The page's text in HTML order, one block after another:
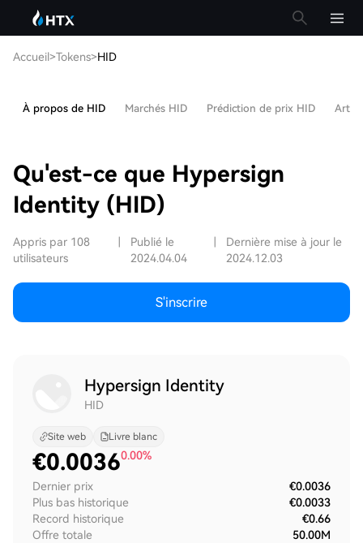
Accueil>Tokens>HID
À propos de HID Marchés HID Prédiction de prix HID
Qu'est-ce que Hypersign
Identity (HID)
Appris par 108
utilisateurs
Publié le
2024.04.04
Dernière mise à jour le
2024.12.03
S'inscrire
Hypersign Identity
HID
Site web Livre blanc
€0.00360.00%
Dernier prix
€0.0036
Plus bas historique
€0.0033
Record historique
€0.66
Offre totale
50.00M